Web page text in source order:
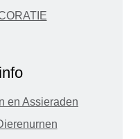
en Assieraden